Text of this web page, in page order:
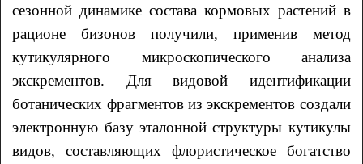
сезонной динамике состава кормовых растений в
рационе бизонов получили, применив метод
кутикулярного микроскопического анализа
экскрементов. Для видовой идентификации
ботанических фрагментов из экскрементов создали
электронную базу эталонной структуры кутикулы
видов, составляющих флористическое богатство